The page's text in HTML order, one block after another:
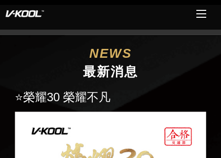
NEWS
最新消息
⭐榮耀30 榮耀不凡